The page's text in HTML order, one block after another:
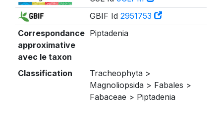
GBIF Id 2951753
Correspondance
approximative
avec le taxon
Piptadenia
Classification
Tracheophyta >
Magnoliopsida > Fabales >
Fabaceae > Piptadenia